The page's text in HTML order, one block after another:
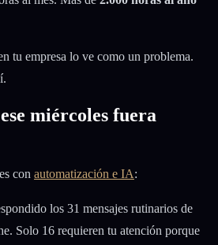
tu empresa lo ve como un problema.
miércoles fuera
con automatización e IA:
los 31 mensajes rutinarios de
Solo 16 requieren tu atención porque